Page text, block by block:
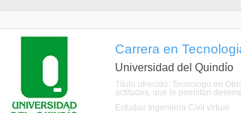
Carrera en
Universidad del Quindío
Título ofrecido: Tecnologo en
actitudes, que le permitan
Estudiar Ingeniería Civil virtual